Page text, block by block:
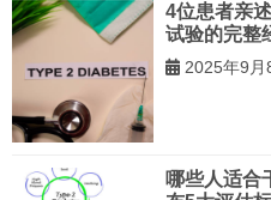
4位患者亲
试验的完整
2025年9月
哪些人适合